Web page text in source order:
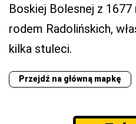
Boskiej Bolesnej z 1677
rodem Radolińskich,
kilka stuleci.
Przejdź na główną mapkę